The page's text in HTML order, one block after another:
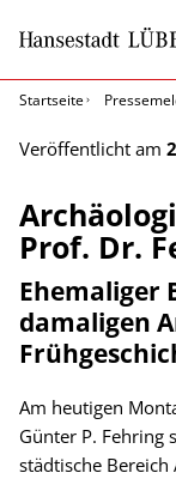
Startseite
Veröffentlicht am
Prof. Dr.
Ehemaliger
damaligen
Am heutigen
Günter P. Fehring
städtische